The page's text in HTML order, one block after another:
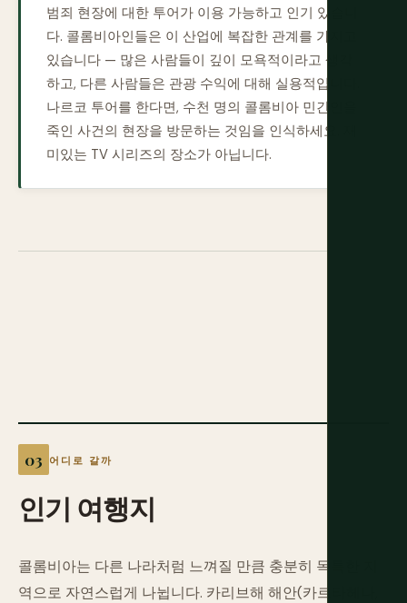
범죄 현장에 대한 투어가 이용 가능하고 인기 있습니
다. 콜롬비아인들은 이 산업에 복잡한 관계를 가지고
있습니다 — 많은 사람들이 깊이 모욕적이라고 생각
하고, 다른 사람들은 관광 수익에 대해 실용적입니다.
나르코 투어를 한다면, 수천 명의 콜롬비아 민간인을
죽인 사건의 현장을 방문하는 것임을 인식하세요. 재
미있는 TV 시리즈의 장소가 아닙니다.
어디로 갈까
인기 여행지
콜롬비아는 다른 나라처럼 느껴질 만큼 충분히 독특한 지
역으로 자연스럽게 나뉩니다. 카리브해 해안(카르타헤나,